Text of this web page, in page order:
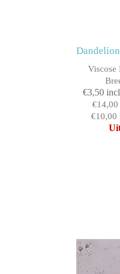
Viscose
€3,50
€10,00